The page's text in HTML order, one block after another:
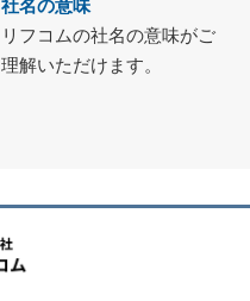
社名の意味
リフコムの社名の意味がご
理解いただけます。